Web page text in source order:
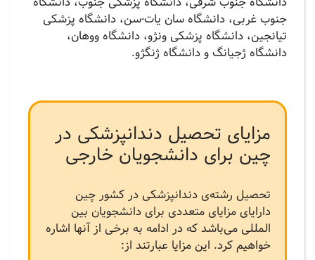
جنوب غربی، دانشگاه سان یات-سن، دانشگاه پزشکی
تیانجین، دانشگاه پزشکی ونژو، دانشگاه ووهان،
دانشگاه ژجیانگ و دانشگاه ژنگژو.
مزایای تحصیل دندانپزشکی در
چین برای دانشجویان خارجی
تحصیل رشته‌ی دندانپزشکی در کشور چین
دارایای مزایای متعددی برای دانشجویان بین
المللی می‌باشد که در ادامه به برخی از آنها اشاره
خواهیم کرد. این مزایا عبارتند از: